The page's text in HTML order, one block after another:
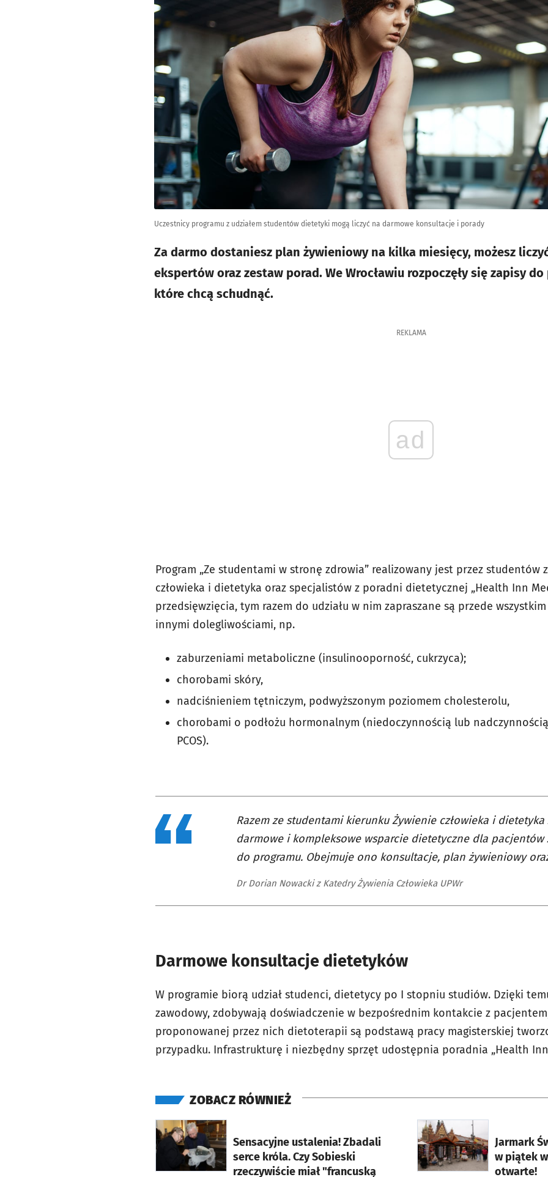
Uczestnicy programu z udziałem studentów dietetyki mogą liczyć na darmowe konsultacje i porady
Za darmo dostaniesz plan żywieniowy na kilka miesięcy, możesz
ekspertów oraz zestaw porad. We Wrocławiu rozpoczęły się zapisy
które chcą schudnąć.
REKLAMA
ad
Program „Ze studentami w stronę zdrowia” realizowany jest przez studentów
człowieka i dietetyka oraz specjalistów z poradni dietetycznej „Health Inn
przedsięwzięcia, tym razem do udziału w nim zapraszane są przede
innymi dolegliwościami, np.
zaburzeniami metaboliczne (insulinooporność, cukrzyca);
chorobami skóry,
nadciśnieniem tętniczym, podwyższonym poziomem cholesterolu,
chorobami o podłożu hormonalnym (niedoczynnością lub
PCOS).
Razem ze studentami kierunku Żywienie człowieka i
darmowe i kompleksowe wsparcie dietetyczne dla
do programu. Obejmuje ono konsultacje, plan żywieniowy
Dr Dorian Nowacki z Katedry Żywienia Człowieka UPWr
Darmowe konsultacje dietetyków
W programie biorą udział studenci, dietetycy po I stopniu studiów. Dzięki
zawodowy, zdobywają doświadczenie w bezpośrednim kontakcie z
proponowanej przez nich dietoterapii są podstawą pracy magisterskiej
przypadku. Infrastrukturę i niezbędny sprzęt udostępnia poradnia „Health Inn
ZOBACZ RÓWNIEŻ
Sensacyjne ustalenia! Zbadali
serce króla. Czy Sobieski
rzeczywiście miał "francuską
otworzy się w nowej karcie
Jarmark
w piątek
otwarte!
otworzy się w nowej